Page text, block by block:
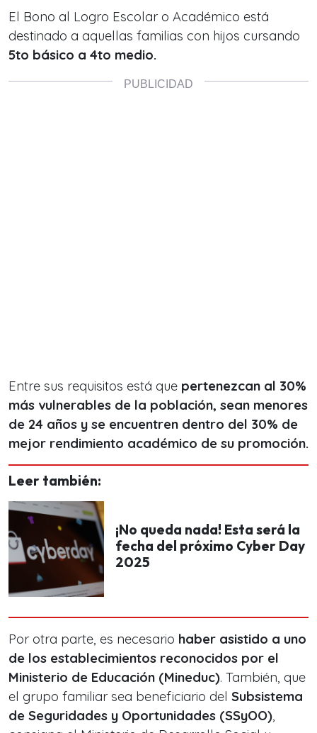
El Bono al Logro Escolar o Académico está
destinado a aquellas familias con hijos cursando
5to básico a 4to medio.
Entre sus requisitos está que pertenezcan al 30%
más vulnerables de la población, sean menores
de 24 años y se encuentren dentro del 30% de
mejor rendimiento académico de su promoción.
Leer también:
¡No queda nada! Esta será la
fecha del próximo Cyber Day
2025
Por otra parte, es necesario haber asistido a uno
de los establecimientos reconocidos por el
Ministerio de Educación (Mineduc). También, que
el grupo familiar sea beneficiario del Subsistema
de Seguridades y Oportunidades (SSyOO),